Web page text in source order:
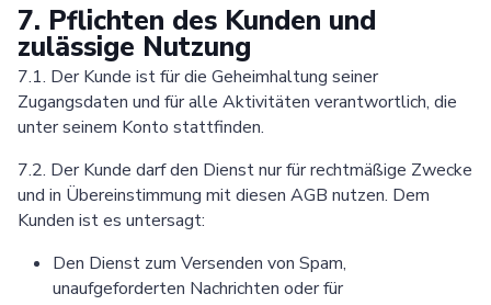
7. Pflichten des Kunden und
zulässige Nutzung
7.1. Der Kunde ist für die Geheimhaltung seiner
Zugangsdaten und für alle Aktivitäten verantwortlich, die
unter seinem Konto stattfinden.
7.2. Der Kunde darf den Dienst nur für rechtmäßige Zwecke
und in Übereinstimmung mit diesen AGB nutzen. Dem
Kunden ist es untersagt:
Den Dienst zum Versenden von Spam,
unaufgeforderten Nachrichten oder für